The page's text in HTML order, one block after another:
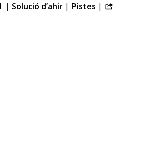
| Solució d’ahir | Pistes |